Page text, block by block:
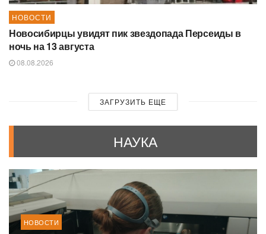
НОВОСТИ
Новосибирцы увидят пик звездопада Персеиды в
ночь на 13 августа
08.08.2026
ЗАГРУЗИТЬ ЕЩЕ
НАУКА
НОВОСТИ